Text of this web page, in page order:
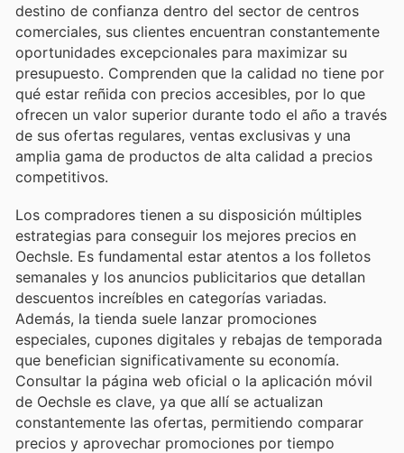
destino de confianza dentro del sector de centros
comerciales, sus clientes encuentran constantemente
oportunidades excepcionales para maximizar su
presupuesto. Comprenden que la calidad no tiene por
qué estar reñida con precios accesibles, por lo que
ofrecen un valor superior durante todo el año a través
de sus ofertas regulares, ventas exclusivas y una
amplia gama de productos de alta calidad a precios
competitivos.
Los compradores tienen a su disposición múltiples
estrategias para conseguir los mejores precios en
Oechsle. Es fundamental estar atentos a los folletos
semanales y los anuncios publicitarios que detallan
descuentos increíbles en categorías variadas.
Además, la tienda suele lanzar promociones
especiales, cupones digitales y rebajas de temporada
que benefician significativamente su economía.
Consultar la página web oficial o la aplicación móvil
de Oechsle es clave, ya que allí se actualizan
constantemente las ofertas, permitiendo comparar
precios y aprovechar promociones por tiempo